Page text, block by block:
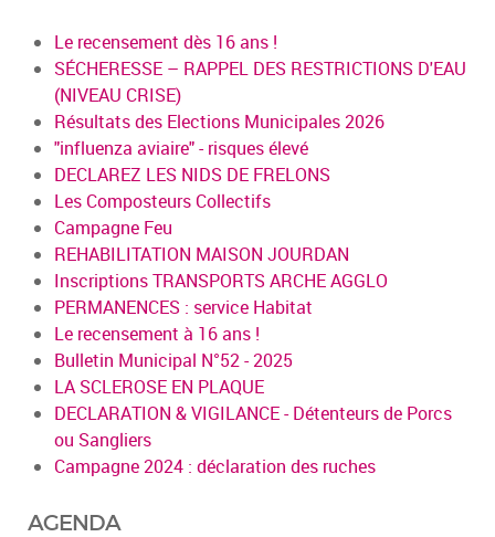
Le recensement dès 16 ans !
SÉCHERESSE – RAPPEL DES RESTRICTIONS D'EAU
(NIVEAU CRISE)
Résultats des Elections Municipales 2026
"influenza aviaire" - risques élevé
DECLAREZ LES NIDS DE FRELONS
Les Composteurs Collectifs
Campagne Feu
REHABILITATION MAISON JOURDAN
Inscriptions TRANSPORTS ARCHE AGGLO
PERMANENCES : service Habitat
Le recensement à 16 ans !
Bulletin Municipal N°52 - 2025
LA SCLEROSE EN PLAQUE
DECLARATION & VIGILANCE - Détenteurs de Porcs
ou Sangliers
Campagne 2024 : déclaration des ruches
AGENDA